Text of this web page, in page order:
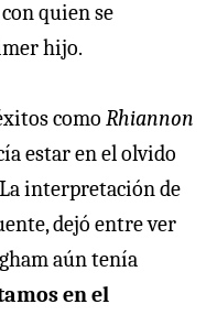
quien se
hijo.
como Rhiannon
estar en el olvido
La interpretación de
dejó entre ver
aún tenía
en el